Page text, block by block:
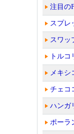
注目の
スプレ
スワッ
トル
メキシ
チェコ
ハンガ
ポーラ